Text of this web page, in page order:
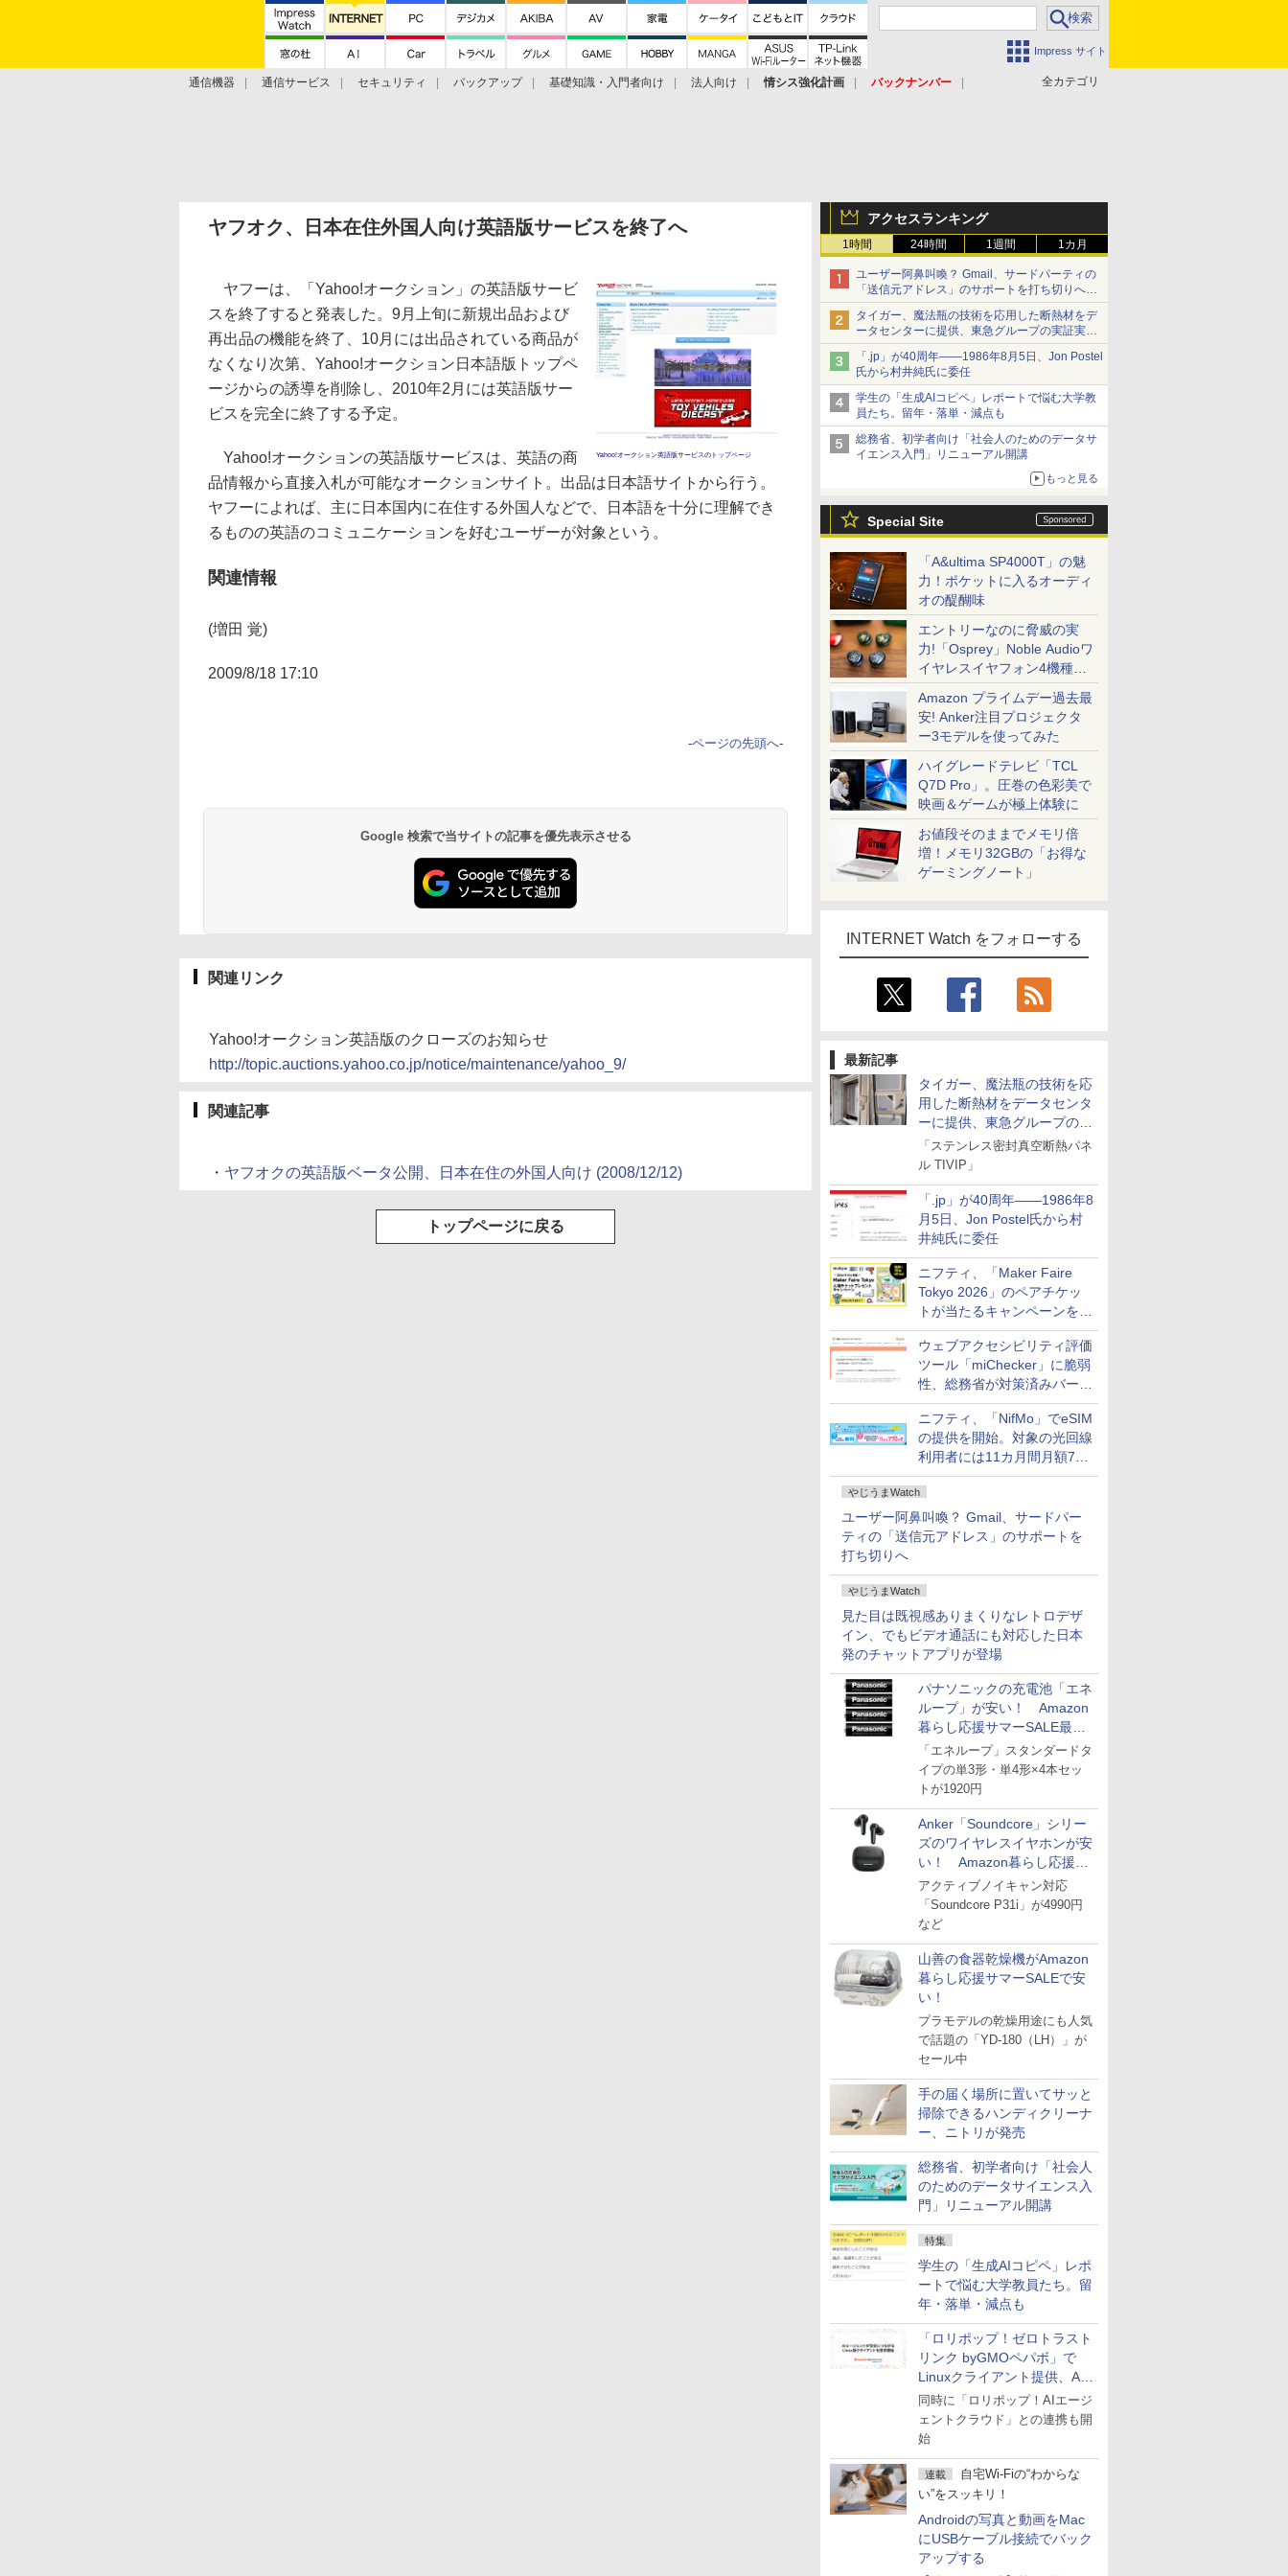
Impress サイト
全カテゴリ
通信機器 通信サービス セキュリティ バックアップ 基礎知識・入門者向け 法人向け 情シス強化計画
バックナンバー
アクセスランキング
1時間 24時間 1週間 1カ月
ユーザー阿鼻叫喚？ Gmail、サードパーティの
「送信元アドレス」のサポートを打ち切りへ
【やじうまWatch】
タイガー、魔法瓶の技術を応用した断熱材をデ
ータセンターに提供、東急グループの実証実験
で 「ステンレス密封真空断熱パネル TIVIP」
「.jp」が40周年――1986年8月5日、Jon Postel
氏から村井純氏に委任
学生の「生成AIコピペ」レポートで悩む大学教
員たち。留年・落単・減点も
総務省、初学者向け「社会人のためのデータサ
イエンス入門」リニューアル開講
もっと見る
Special Site
「A&ultima SP4000T」の魅
力！ポケットに入るオーディ
オの醍醐味
エントリーなのに脅威の実
力!「Osprey」Noble Audioワ
イヤレスイヤフォン4機種を
一気に聴く
Amazon プライムデー過去最
安! Anker注目プロジェクタ
ー3モデルを使ってみた
ハイグレードテレビ「TCL
Q7D Pro」。圧巻の色彩美で
映画＆ゲームが極上体験に
お値段そのままでメモリ倍
増！メモリ32GBの「お得な
ゲーミングノート」
INTERNET Watch をフォローする
最新記事
タイガー、魔法瓶の技術を応
用した断熱材をデータセンタ
ーに提供、東急グループの実
証実験で
「ステンレス密封真空断熱パネ
ル TIVIP」
「.jp」が40周年――1986年8
月5日、Jon Postel氏から村
井純氏に委任
ニフティ、「Maker Faire
Tokyo 2026」のペアチケッ
トが当たるキャンペーンをX
で実施。8月16日まで
ウェブアクセシビリティ評価
ツール「miChecker」に脆弱
性、総務省が対策済みバージ
ョンへの更新を呼び掛け
ニフティ、「NifMo」でeSIM
の提供を開始。対象の光回線
利用者には11カ月間月額770
円割引のキャンペーン
やじうまWatch
ユーザー阿鼻叫喚？ Gmail、サードパー
ティの「送信元アドレス」のサポートを
打ち切りへ
やじうまWatch
見た目は既視感ありまくりなレトロデザ
イン、でもビデオ通話にも対応した日本
発のチャットアプリが登場
パナソニックの充電池「エネ
ループ」が安い！ Amazon
暮らし応援サマーSALE最終
日
「エネループ」スタンダードタ
イプの単3形・単4形×4本セッ
トが1920円
Anker「Soundcore」シリー
ズのワイヤレスイヤホンが安
い！ Amazon暮らし応援サ
マーSALE
アクティブノイキャン対応
「Soundcore P31i」が4990円
など
山善の食器乾燥機がAmazon
暮らし応援サマーSALEで安
い！
プラモデルの乾燥用途にも人気
で話題の「YD-180（LH）」が
セール中
手の届く場所に置いてサッと
掃除できるハンディクリーナ
ー、ニトリが発売
総務省、初学者向け「社会人
のためのデータサイエンス入
門」リニューアル開講
特集
学生の「生成AIコピペ」レポ
ートで悩む大学教員たち。留
年・落単・減点も
「ロリポップ！ゼロトラスト
リンク byGMOペパボ」で
Linuxクライアント提供、AI
エージェントの接続が容易に
同時に「ロリポップ！AIエージ
ェントクラウド」との連携も開
始
連載
自宅Wi-Fiの“わからな
い”をスッキリ！
Androidの写真と動画をMac
にUSBケーブル接続でバック
アップする
ヤフオク、日本在住外国人向け英語版サービスを終了へ
Yahoo!オークション英語版サービスのトップページ
ヤフーは、「Yahoo!オークション」の英語版サービ
スを終了すると発表した。9月上旬に新規出品および
再出品の機能を終了、10月には出品されている商品が
なくなり次第、Yahoo!オークション日本語版トップペ
ージからの誘導を削除し、2010年2月には英語版サー
ビスを完全に終了する予定。
Yahoo!オークションの英語版サービスは、英語の商
品情報から直接入札が可能なオークションサイト。出品は日本語サイトから行う。
ヤフーによれば、主に日本国内に在住する外国人などで、日本語を十分に理解でき
るものの英語のコミュニケーションを好むユーザーが対象という。
関連情報
(増田 覚)
2009/8/18 17:10
-ページの先頭へ-
Google 検索で当サイトの記事を優先表示させる
関連リンク
Yahoo!オークション英語版のクローズのお知らせ
http://topic.auctions.yahoo.co.jp/notice/maintenance/yahoo_9/
関連記事
・ ヤフオクの英語版ベータ公開、日本在住の外国人向け (2008/12/12)
トップページに戻る